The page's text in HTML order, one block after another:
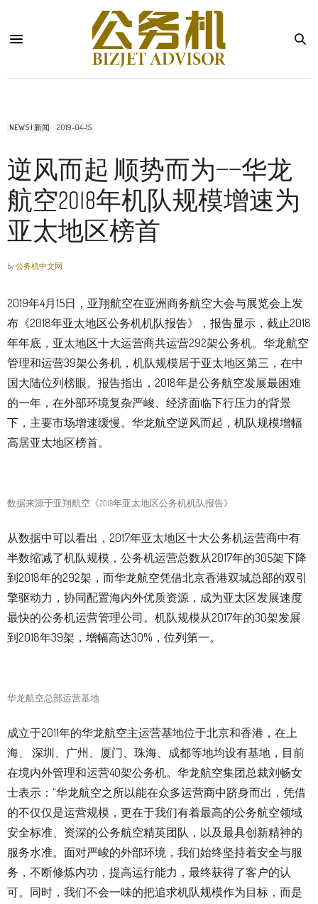
NEWS | 新闻 2019-04-15
逆风而起 顺势而为——华龙
航空2018年机队规模增速为
亚太地区榜首
by公务机中文网
2019年4月15日，亚翔航空在亚洲商务航空大会与展览会上发
布《2018年亚太地区公务机机队报告》，报告显示，截止2018
年年底，亚太地区十大运营商共运营292架公务机。华龙航空
管理和运营39架公务机，机队规模居于亚太地区第三，在中
国大陆位列榜眼。报告指出，2018年是公务航空发展最困难
的一年，在外部环境复杂严峻、经济面临下行压力的背景
下，主要市场增速缓慢。华龙航空逆风而起，机队规模增幅
高居亚太地区榜首。
数据来源于亚翔航空《2018年亚太地区公务机机队报告》
从数据中可以看出，2017年亚太地区十大公务机运营商中有
半数缩减了机队规模，公务机运营总数从2017年的305架下降
到2018年的292架，而华龙航空凭借北京香港双城总部的双引
擎驱动力，协同配置海内外优质资源，成为亚太区发展速度
最快的公务机运营管理公司。机队规模从2017年的30架发展
到2018年39架，增幅高达30%，位列第一。
华龙航空总部运营基地
成立于2011年的华龙航空主运营基地位于北京和香港，在上
海、 深圳、广州、厦门、珠海、成都等地均设有基地，目前
在境内外管理和运营40架公务机。华龙航空集团总裁刘畅女
士表示：“华龙航空之所以能在众多运营商中跻身而出，凭借
的不仅仅是运营规模，更在于我们有着最高的公务航空领域
安全标准、资深的公务航空精英团队，以及最具创新精神的
服务水准。面对严峻的外部环境，我们始终坚持着安全与服
务，不断修炼内功，提高运行能力，最终获得了客户的认
可。同时，我们不会一味的把追求机队规模作为目标，而是